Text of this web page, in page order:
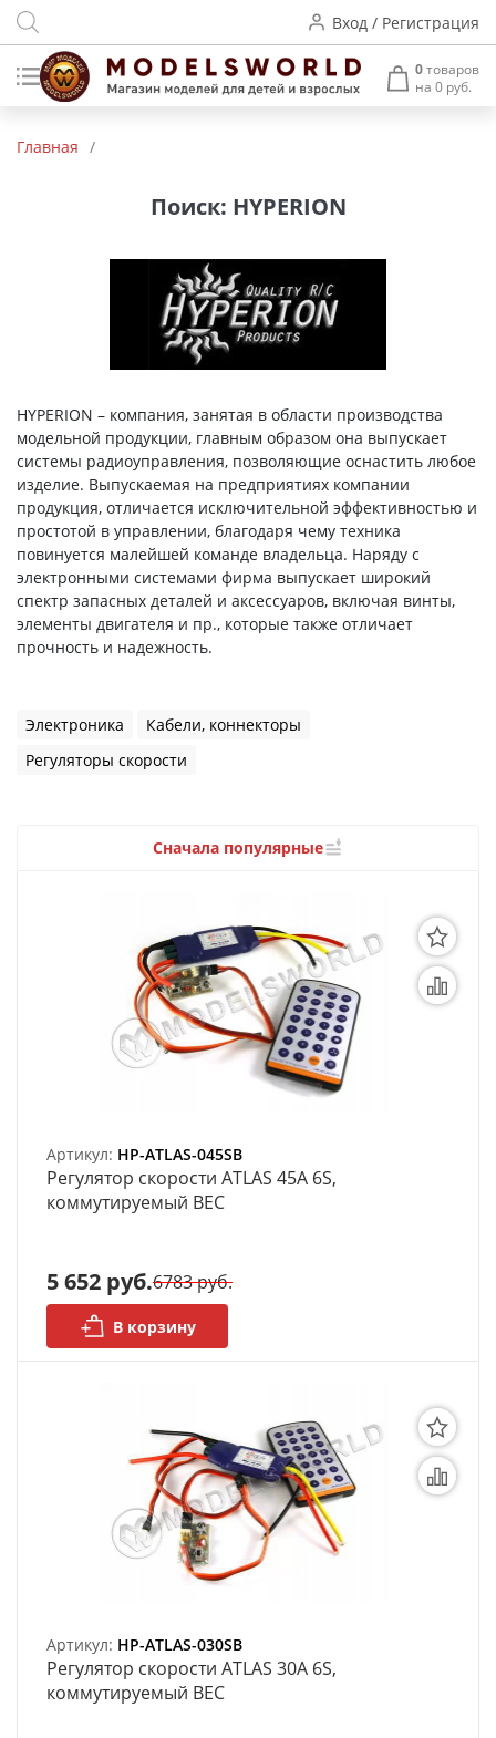
Вход / Регистрация
0товаров
на 0 руб.
Аккумуляторы и зарядные
устройства
Пластиковые модели
Архитектурные макеты
3D Модели
Модели из бумаги
Аэрографы и компрессоры
Инструмент для моделиста
Литература для моделиста
Специальные товары
Товары для школы
Модульное рабочее место
Органайзеры
Деревянные ламели
Деревянные бруски
Шпон ценных пород
Подставки под миниатюры
Футляры (витрины) для
Деревянные 3D модели
Деревянные шкатулки
Инструмент
Главная /
Поиск: HYPERION
HYPERION – компания, занятая в области производства
модельной продукции, главным образом она выпускает
системы радиоуправления, позволяющие оснастить любое
изделие. Выпускаемая на предприятиях компании
продукция, отличается исключительной эффективностью и
простотой в управлении, благодаря чему техника
повинуется малейшей команде владельца. Наряду с
электронными системами фирма выпускает широкий
спектр запасных деталей и аксессуаров, включая винты,
элементы двигателя и пр., которые также отличает
прочность и надежность.
Электроника
Кабели, коннекторы
Регуляторы скорости
Сначала популярные
Артикул: HP-ATLAS-045SB
Регулятор скорости ATLAS 45A 6S,
коммутируемый ВЕС
5 652 руб.6783 руб.
В корзину
Артикул: HP-ATLAS-030SB
Регулятор скорости ATLAS 30A 6S,
коммутируемый ВЕС